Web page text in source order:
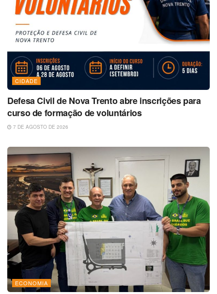
CIDADE
Defesa Civil de Nova Trento abre inscrições para
curso de formação de voluntários
7 DE AGOSTO DE 2026
ECONOMIA